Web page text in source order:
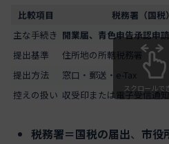
比較項目 税務署（国税）
主な手続き 開業届、青色申告承認申
提出基準
住所地の所轄税務署
提出方法
窓口・郵送・e-Tax
控えの扱い 収受印または電子受信通知
スクロールで
税務署＝国税の届出、 市役